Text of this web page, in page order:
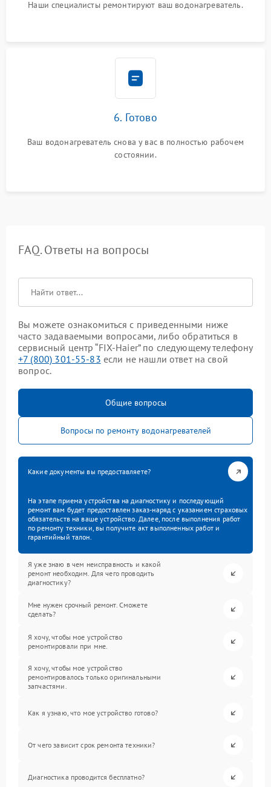
Наши специалисты ремонтируют ваш водонагреватель.
6. Готово
Ваш водонагреватель снова у вас в полностью рабочем
состоянии.
FAQ. Ответы на вопросы
Вы можете ознакомиться с приведенными ниже
часто задаваемыми вопросами, либо обратиться в
сервисный центр “FIX-Haier” по следующему телефону
+7 (800) 301-55-83 если не нашли ответ на свой
вопрос.
Общие вопросы
Вопросы по ремонту водонагревателей
Какие документы вы предоставляете?
На этапе приема устройства на диагностику и последующий
ремонт вам будет предоставлен заказ-наряд с указанием страховых
обязательств на ваше устройство. Далее, после выполнения работ
по ремонту техники, вы получите акт выполненных работ и
гарантийный талон.
Я уже знаю в чем неисправность и какой
ремонт необходим. Для чего проводить
диагностику?
Мне нужен срочный ремонт. Сможете
сделать?
Я хочу, чтобы мое устройство
ремонтировали при мне.
Я хочу, чтобы мое устройство
ремонтировалось только оригинальными
запчастями.
Как я узнаю, что мое устройство готово?
От чего зависит срок ремонта техники?
Диагностика проводится бесплатно?